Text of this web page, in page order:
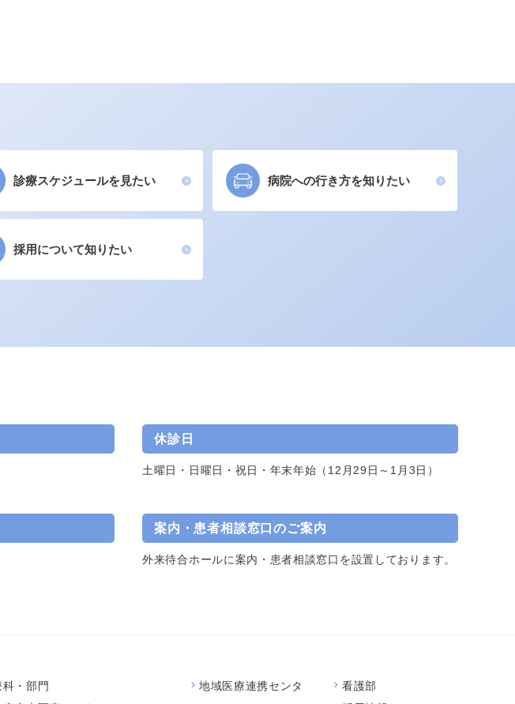
診療スケジュールを見たい 病院への行き方を知りたい
採用について知りたい
休診日
土曜日・日曜日・祝日・年末年始（12月29日～1月3日）
案内・患者相談窓口のご案内
外来待合ホールに案内・患者相談窓口を設置しております。
・部門
地域医療連携センタ
看護部